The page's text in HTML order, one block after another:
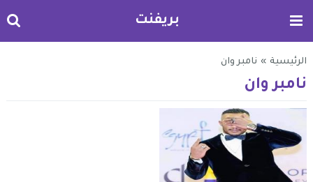
بريفنت
الرئيسية » نامبر وان
نامبر وان